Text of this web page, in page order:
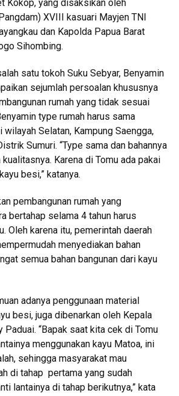
Kokop, yang disaksikan oleh
XVIII kasuari Mayjen TNI
dan Kapolda Papua Barat
Sihombing.
satu tokoh Suku Sebyar, Benyamin
sejumlah persoalan khususnya
rumah yang tidak sesuai
type rumah harus sama
wilayah Selatan, Kampung Saengga,
Sumuri. “Type sama dan bahannya
Karena di Tomu ada pakai
besi,” katanya.
pembangunan rumah yang
bertahap selama 4 tahun harus
Oleh karena itu, pemerintah daerah
menyediakan bahan
semua bahan bangunan dari kayu
adanya penggunaan material
besi, juga dibenarkan oleh Kepala
Paduai. “Bapak saat kita cek di Tomu
menggunakan kayu Matoa, ini
sehingga masyarakat mau
di tahap pertama yang sudah
lantainya di tahap berikutnya,” kata